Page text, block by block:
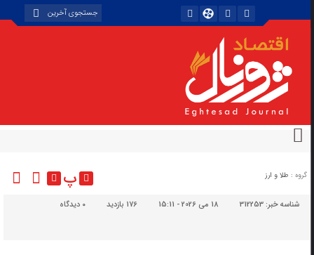
گروه : طلا و ارز پ
شناسه خبر:312253 18 می 2026 - 15:11 176 بازدید دیدگاه